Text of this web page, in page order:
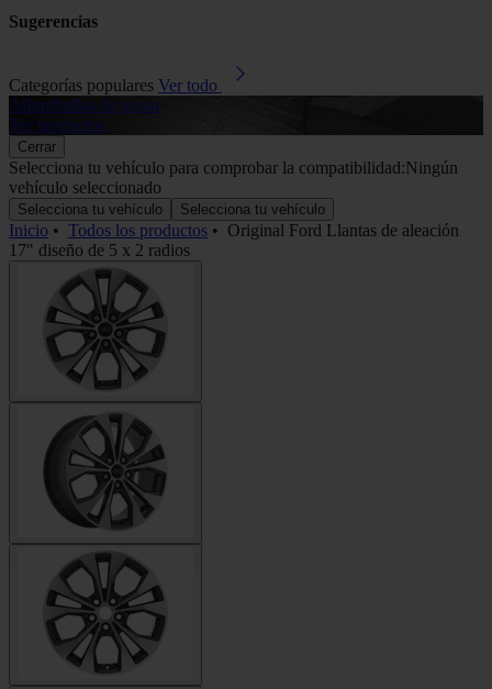
Sugerencias
Categorías populares Ver todo
Alfombrillas de goma
Ver productos
Cerrar
Selecciona tu vehículo para comprobar la compatibilidad:Ningún
vehículo seleccionado
Selecciona tu vehículo Selecciona tu vehículo
Inicio • Todos los productos • Original Ford Llantas de aleación
17" diseño de 5 x 2 radios